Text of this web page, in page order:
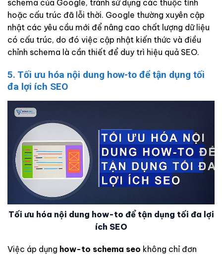
schema của Google, tránh sử dụng các thuộc tính
hoặc cấu trúc đã lỗi thời. Google thường xuyên cập
nhật các yêu cầu mới để nâng cao chất lượng dữ liệu
có cấu trúc, do đó việc cập nhật kiến thức và điều
chỉnh schema là cần thiết để duy trì hiệu quả SEO.
5. Tối ưu hóa nội dung how-to để tận dụng tối
đa lợi ích SEO
Tối ưu hóa nội dung how-to để tận dụng tối đa lợi
ích SEO
Việc áp dụng how-to schema seo không chỉ đơn